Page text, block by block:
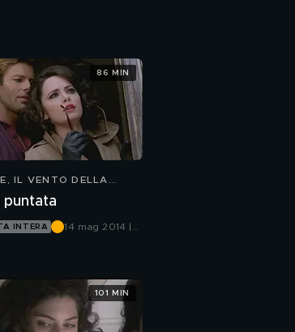
IL VENTO DELLA
puntata
INTERA
14 mag 2014 |
86 MIN
101 MIN